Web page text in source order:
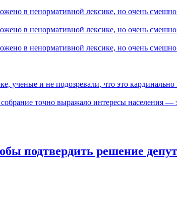
в ненормативной лексике, но очень
в ненормативной лексике, но очень
в ненормативной лексике, но очень
и не подозревали, что это кардинально
собрание точно выражало интересы
подтвердить решение